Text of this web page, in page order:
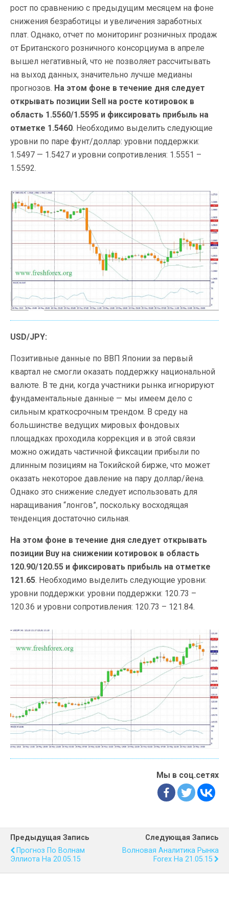
рост по сравнению с предыдущим месяцем на фоне
снижения безработицы и увеличения заработных
плат. Однако, отчет по мониторинг розничных продаж
от Британского розничного консорциума в апреле
вышел негативный, что не позволяет рассчитывать
на выход данных, значительно лучше медианы
прогнозов. На этом фоне в течение дня следует
открывать позиции Sell на росте котировок в
область 1.5560/1.5595 и фиксировать прибыль на
отметке 1.5460. Необходимо выделить следующие
уровни по паре фунт/доллар: уровни поддержки:
1.5497 — 1.5427 и уровни сопротивления: 1.5551 –
1.5592.
USD/JPY:
Позитивные данные по ВВП Японии за первый
квартал не смогли оказать поддержку национальной
валюте. В те дни, когда участники рынка игнорируют
фундаментальные данные — мы имеем дело с
сильным краткосрочным трендом. В среду на
большинстве ведущих мировых фондовых
площадках проходила коррекция и в этой связи
можно ожидать частичной фиксации прибыли по
длинным позициям на Токийской бирже, что может
оказать некоторое давление на пару доллар/йена.
Однако это снижение следует использовать для
наращивания “лонгов”, поскольку восходящая
тенденция достаточно сильная.
На этом фоне в течение дня следует открывать
позиции Buy на снижении котировок в область
120.90/120.55 и фиксировать прибыль на отметке
121.65. Необходимо выделить следующие уровни:
уровни поддержки: уровни поддержки: 120.73 –
120.36 и уровни сопротивления: 120.73 – 121.84.
Мы в соц.сетях
Предыдущая Запись
Прогноз По Волнам
Эллиота На 20.05.15
Следующая Запись
Волновая Аналитика Рынка
Forex На 21.05.15